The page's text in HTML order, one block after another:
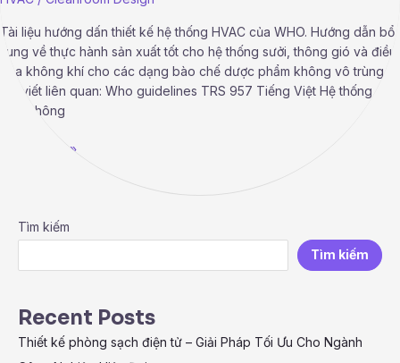
Tài liệu hướng dấn thiết kế hệ thống HVAC của WHO. Hướng dẫn bổ
sung về thực hành sản xuất tốt cho hệ thống sưởi, thông gió và điều
hòa không khí cho các dạng bào chế dược phẩm không vô trùng.
Bài viết liên quan: Who guidelines TRS 957 Tiếng Việt Hệ thống
sưởi, thông
Read More »
Tìm kiếm
Tìm kiếm
Recent Posts
Thiết kế phòng sạch điện tử – Giải Pháp Tối Ưu Cho Ngành